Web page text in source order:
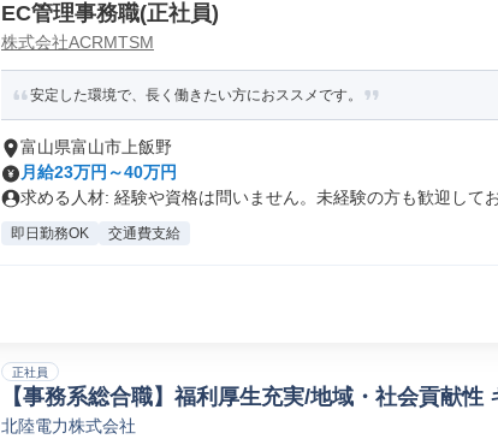
EC管理事務職(正社員)
株式会社ACRMTSM
安定した環境で、長く働きたい方におススメです。
富山県富山市上飯野
月給23万円～40万円
求める人材: 経験や資格は問いません。未経験の方も歓迎して
即日勤務OK 交通費支給
正社員
【事務系総合職】福利厚生充実/地域・社会貢献
ポレートスタッフ
北陸電力株式会社